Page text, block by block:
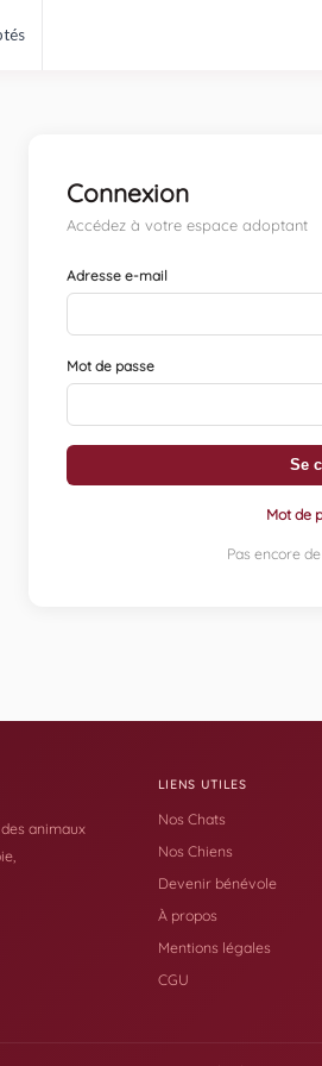
Connexion
Accédez à votre espace adoptant
Adresse e-mail
Mot de passe
Se
Mot de
Pas encore
animaux
LIENS UTILES
Nos Chats
Nos Chiens
Devenir bénévole
À propos
Mentions légales
CGU